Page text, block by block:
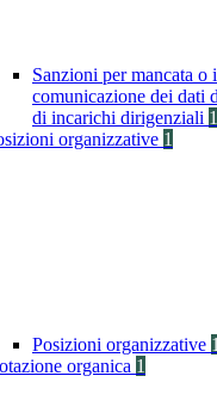
Sanzioni per mancata o
comunicazione dei dati
di incarichi dirigenziali 1
organizzative 1
Posizioni organizzative 1
organica 1